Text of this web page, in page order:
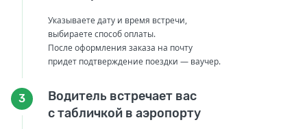
Указываете дату и время встречи,
выбираете способ оплаты.
После оформления заказа на почту
придет подтверждение поездки — ваучер.
3
Водитель встречает вас
с табличкой в аэропорту